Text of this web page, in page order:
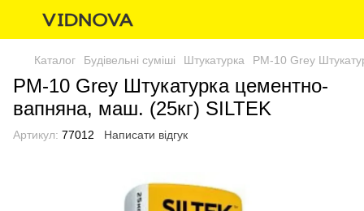
Каталог Будівельні суміші Штукатурка РМ-10 Grey
РМ-10 Grey Штукатурка цементно-
вапняна, маш. (25кг) SILTEK
Артикул: 77012 Написати відгук